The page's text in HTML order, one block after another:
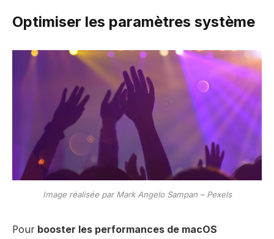
Optimiser les paramètres système
Image réalisée par Mark Angelo Sampan – Pexels
Pour booster les performances de macOS